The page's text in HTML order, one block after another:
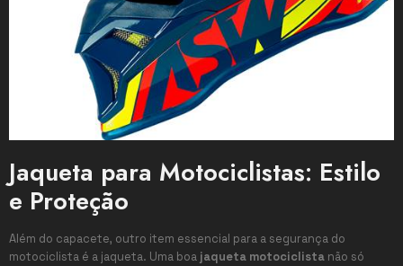
Jaqueta para Motociclistas: Estilo
e Proteção
Além do capacete, outro item essencial para a segurança do
motociclista é a jaqueta. Uma boa jaqueta motociclista não só